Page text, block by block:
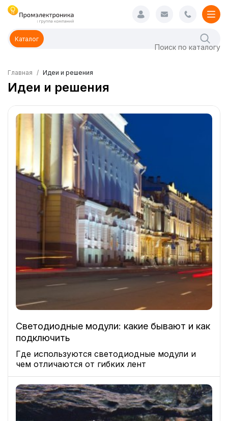
Каталог
Главная Идеи и решения
Идеи и решения
Светодиодные модули: какие бывают и как
подключить
Где используются светодиодные модули и
чем отличаются от гибких лент